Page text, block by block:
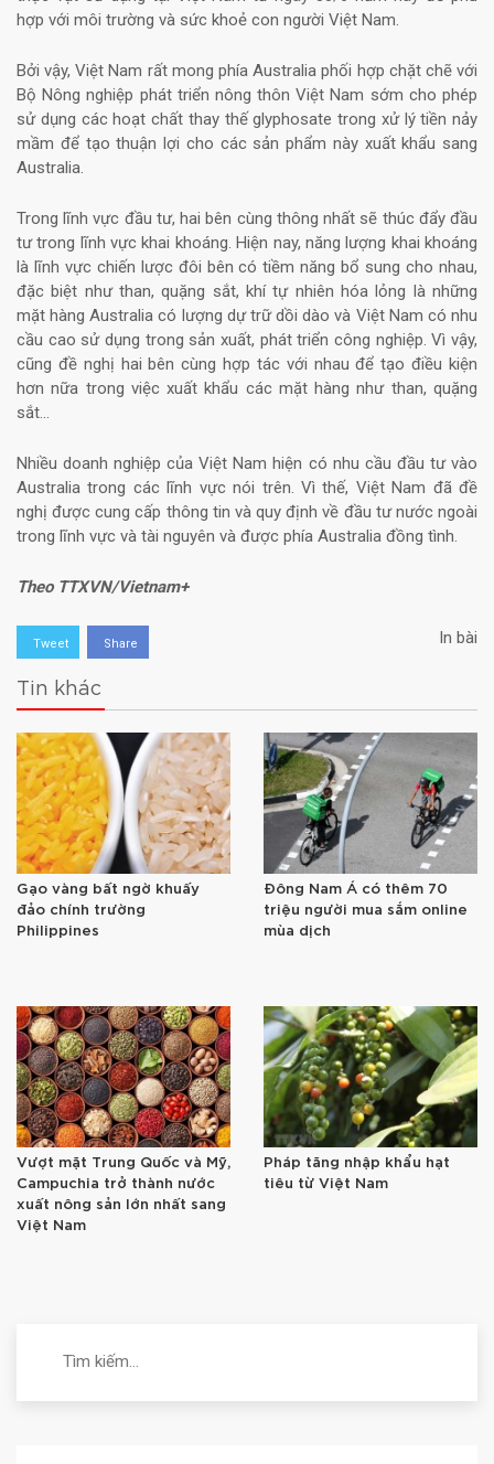
hợp với môi trường và sức khoẻ con người Việt Nam.
Bởi vậy, Việt Nam rất mong phía Australia phối hợp chặt chẽ với
Bộ Nông nghiệp phát triển nông thôn Việt Nam sớm cho phép
sử dụng các hoạt chất thay thế glyphosate trong xử lý tiền nảy
mầm để tạo thuận lợi cho các sản phẩm này xuất khẩu sang
Australia.
Trong lĩnh vực đầu tư, hai bên cùng thông nhất sẽ thúc đẩy đầu
tư trong lĩnh vực khai khoáng. Hiện nay, năng lượng khai khoáng
là lĩnh vực chiến lược đôi bên có tiềm năng bổ sung cho nhau,
đặc biệt như than, quặng sắt, khí tự nhiên hóa lỏng là những
mặt hàng Australia có lượng dự trữ dồi dào và Việt Nam có nhu
cầu cao sử dụng trong sản xuất, phát triển công nghiệp. Vì vậy,
cũng đề nghị hai bên cùng hợp tác với nhau để tạo điều kiện
hơn nữa trong việc xuất khẩu các mặt hàng như than, quặng
sắt...
Nhiều doanh nghiệp của Việt Nam hiện có nhu cầu đầu tư vào
Australia trong các lĩnh vực nói trên. Vì thế, Việt Nam đã đề
nghị được cung cấp thông tin và quy định về đầu tư nước ngoài
trong lĩnh vực và tài nguyên và được phía Australia đồng tình.
Theo TTXVN/Vietnam+
In bài
Tweet Share
Tin khác
Gạo vàng bất ngờ khuấy
đảo chính trường
Philippines
Đông Nam Á có thêm 70
triệu người mua sắm online
mùa dịch
Vượt mặt Trung Quốc và Mỹ,
Campuchia trở thành nước
xuất nông sản lớn nhất sang
Việt Nam
Pháp tăng nhập khẩu hạt
tiêu từ Việt Nam